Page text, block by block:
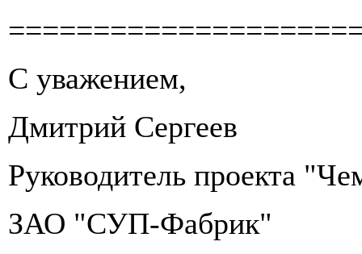
C уважением,
Дмитрий Сергеев
Руководитель проекта
ЗАО "СУП-Фабрик"